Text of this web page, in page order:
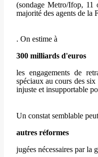
(sondage Metro/Ifop, 11
majorité des agents de la
. On estime à
300 milliards d'euros
les engagements de
spéciaux au cours des
injuste et insupportable
Un constat semblable
autres réformes
jugées nécessaires par la